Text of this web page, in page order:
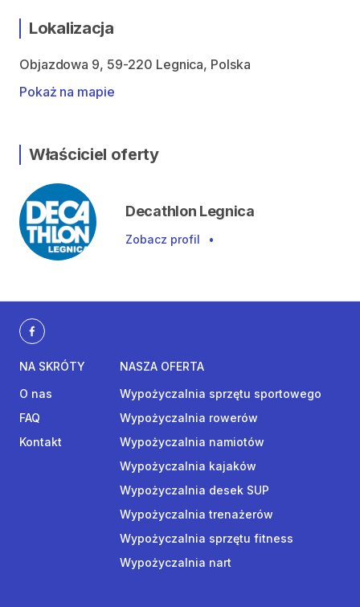
Lokalizacja
Objazdowa 9, 59-220 Legnica, Polska
Pokaż na mapie
Właściciel oferty
Decathlon Legnica
Zobacz profil •
NA SKRÓTY
O nas
FAQ
Kontakt
NASZA OFERTA
Wypożyczalnia sprzętu sportowego
Wypożyczalnia rowerów
Wypożyczalnia namiotów
Wypożyczalnia kajaków
Wypożyczalnia desek SUP
Wypożyczalnia trenażerów
Wypożyczalnia sprzętu fitness
Wypożyczalnia nart